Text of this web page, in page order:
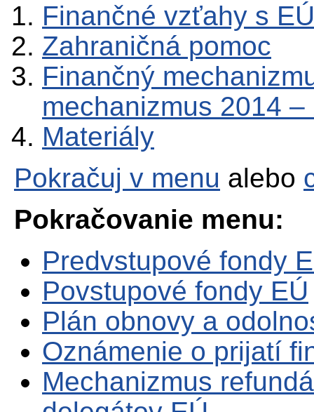
Finančné vzťahy s EÚ
Zahraničná pomoc
Finančný
mechanizmus 2014 –
Materiály
Pokračuj v menu alebo
Pokračovanie menu:
Predvstupové fondy
Povstupové fondy EÚ
Plán obnovy a
Oznámenie o prijatí
Mechanizmus